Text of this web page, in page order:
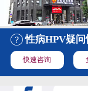
性病HPV疑
快速咨询